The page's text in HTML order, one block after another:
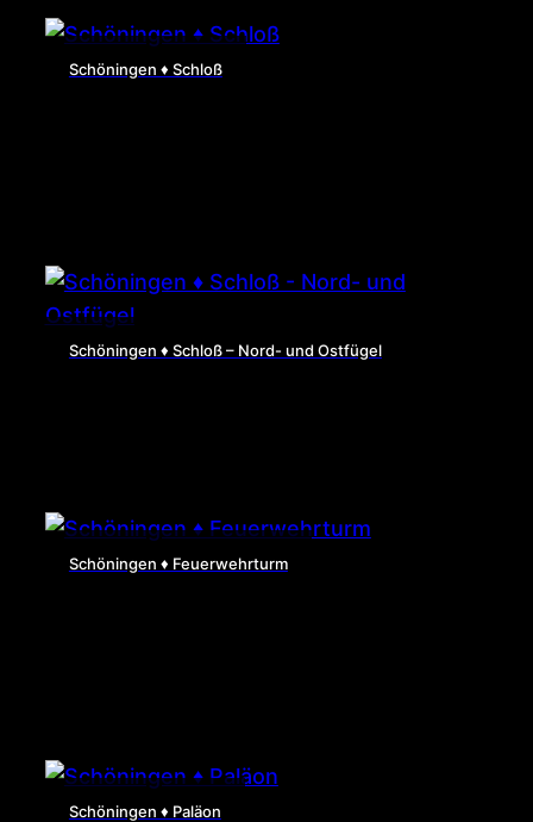
Schöningen ♦ Schloß
Schöningen ♦ Schloß – Nord- und Ostfügel
Schöningen ♦ Feuerwehrturm
Schöningen ♦ Paläon